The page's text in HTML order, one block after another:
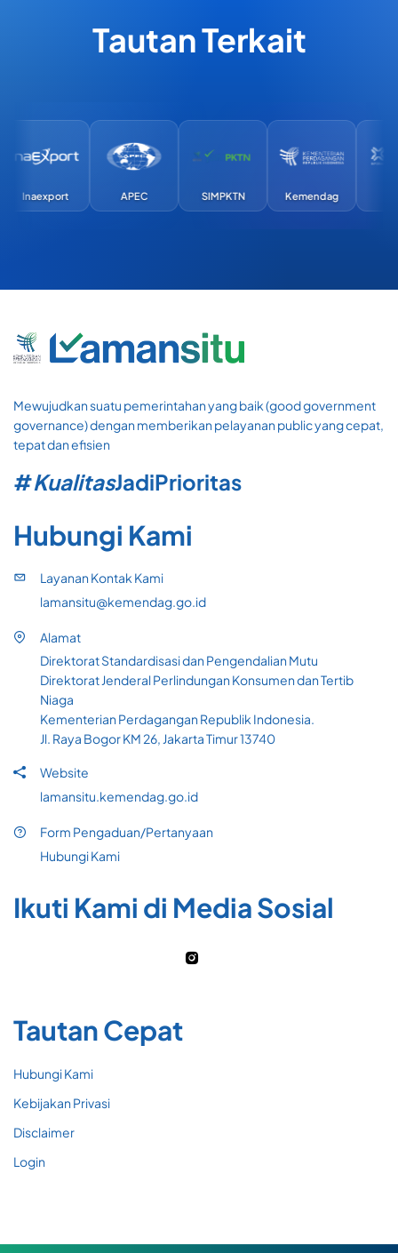
Tautan Terkait
Inaexport APEC SIMPKTN Kemendag
Mewujudkan suatu pemerintahan yang baik (good government
governance) dengan memberikan pelayanan public yang cepat,
tepat dan efisien
#KualitasJadiPrioritas
Hubungi Kami
Layanan Kontak Kami
lamansitu@kemendag.go.id
Alamat
Direktorat Standardisasi dan Pengendalian Mutu
Direktorat Jenderal Perlindungan Konsumen dan Tertib
Niaga
Kementerian Perdagangan Republik Indonesia.
Jl. Raya Bogor KM 26, Jakarta Timur 13740
Website
lamansitu.kemendag.go.id
Form Pengaduan/Pertanyaan
Hubungi Kami
Ikuti Kami di Media Sosial
Tautan Cepat
Hubungi Kami
Kebijakan Privasi
Disclaimer
Login